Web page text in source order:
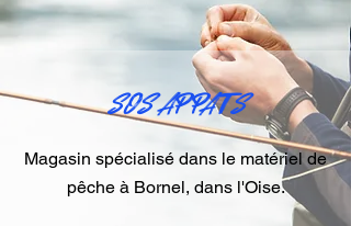
SOS APPATS
Magasin spécialisé dans le matériel de
pêche à Bornel, dans l'Oise.